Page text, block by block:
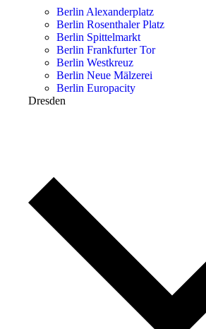
Berlin Alexanderplatz
Berlin Rosenthaler Platz
Berlin Spittelmarkt
Berlin Frankfurter Tor
Berlin Westkreuz
Berlin Neue Mälzerei
Berlin Europacity
Dresden